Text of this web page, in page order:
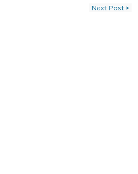
Next Post ▶